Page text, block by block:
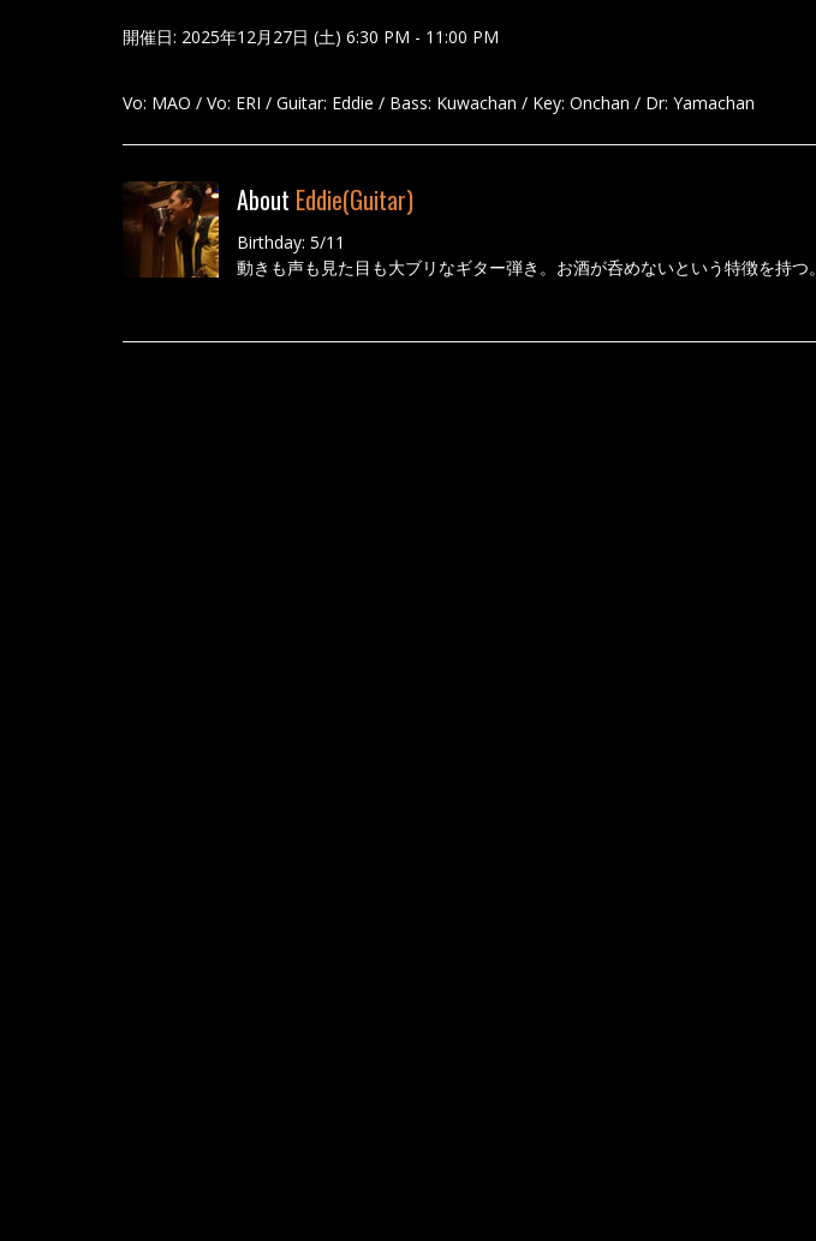
開催日: 2025年12月27日 (土) 6:30 PM - 11:00 PM
Vo: MAO / Vo: ERI / Guitar: Eddie / Bass: Kuwachan / Key: Onchan / Dr: Yamachan
About Eddie(Guitar)
Birthday: 5/11
動きも声も見た目も大ブリなギター弾き。お酒が呑めないという特徴を持つ。